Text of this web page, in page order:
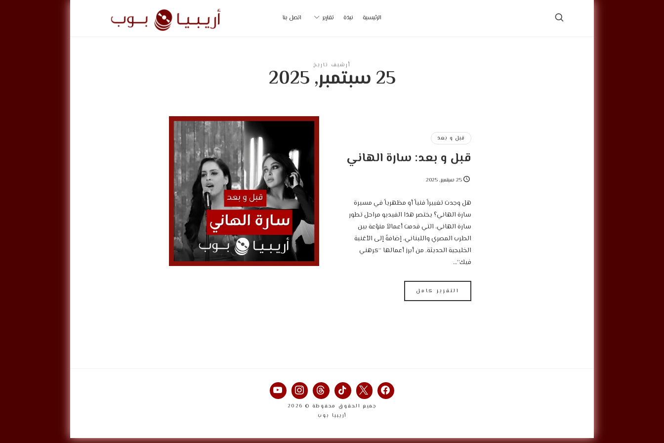
الرئيسية نبذة تقارير اتصل بنا
أريبيا
أرشيف تاريخ
25 سبتمبر, 2025
قبل و بعد
قبل و بعد: سارة الهاني
25 سبتمبر, 2025
هل وجدت تغييراً فنياً أو مظهرياً في مسيرة
سارة الهاني؟ يختصر هذا الفيديو مراحل تطور
سارة الهاني، التي قدمت أعمالاً منوّعة بين
الطرب المصري واللبناني، إضافةً إلى الأغنية
الخليجية الحديثة. من أبرز أعمالها “كرهني
فيك”…
التقرير كامل
جميع الحقوق محفوظة © 2026
أريبيا بوب